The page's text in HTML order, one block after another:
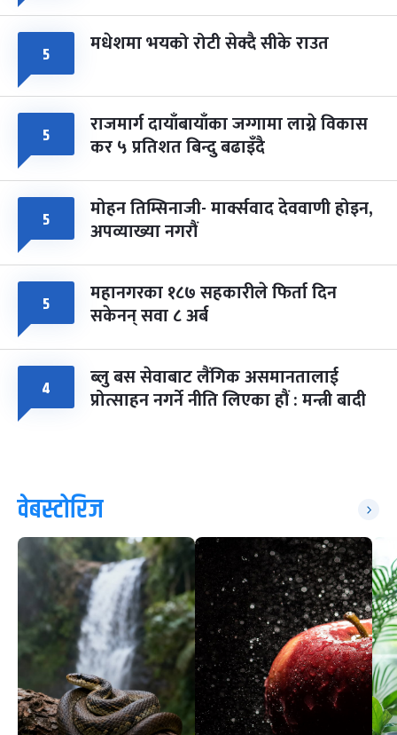
५ मधेशमा भयको रोटी सेक्दै सीके राउत
५ राजमार्ग दायाँबायाँका जग्गामा लाग्ने विकास
कर ५ प्रतिशत बिन्दु बढाइँदै
५ मोहन तिम्सिनाजी- मार्क्सवाद देववाणी होइन,
अपव्याख्या नगरौं
५ महानगरका १८७ सहकारीले फिर्ता दिन
सकेनन् सवा ८ अर्ब
४ ब्लु बस सेवाबाट लैंगिक असमानतालाई
प्रोत्साहन नगर्ने नीति लिएका हौं : मन्त्री बादी
वेबस्टोरिज